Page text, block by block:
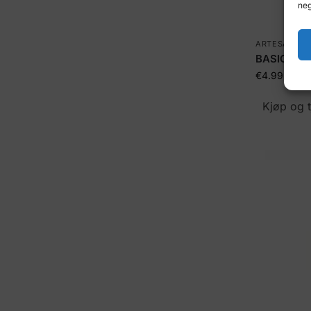
ARTESANIA-
BASIC
€4.99
Kjøp og